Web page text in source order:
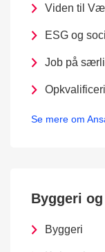
Viden til
ESG og
Job på
Se mere om
Byggeri
Byggeri